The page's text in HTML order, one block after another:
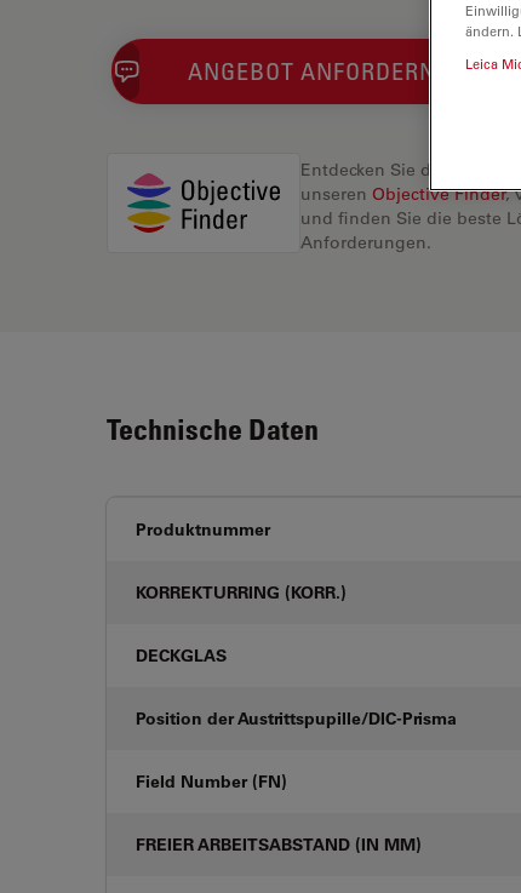
ANGEBOT ANFORDERN
Entdecken Sie die perfekte
unseren Objective Finder,
und finden Sie die beste
Anforderungen.
Technische Daten
Produktnummer
KORREKTURRING (KORR.)
DECKGLAS
Position der Austrittspupille/DIC-Prisma
Field Number (FN)
FREIER ARBEITSABSTAND (IN MM)
ändern.
Leica